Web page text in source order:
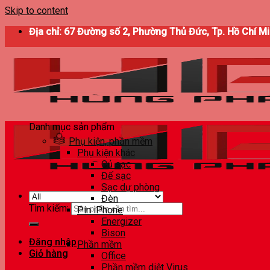
Skip to content
Địa chỉ: 67 Đường số 2, Phường Thủ Đức, Tp. Hồ Chí
Tìm kiếm:
Đăng nhập
Giỏ hàng
Danh mục sản phẩm
Phụ kiện, phần mềm
Phụ kiện khác
Củ sạc
Đế sạc
Sạc dự phòng
Đèn
Pin iPhone
Energizer
Bison
Phần mềm
Office
Phần mềm diệt Virus